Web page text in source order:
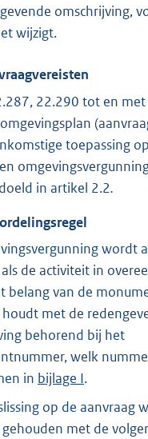
omschrijving,
wijzigt.
22.290 tot en
toepassing
in artikel 2.2.
wordt
de activiteit in
belang van de
met de
behorend bij het
welk
in bijlage I.
op de aanvraag
met de